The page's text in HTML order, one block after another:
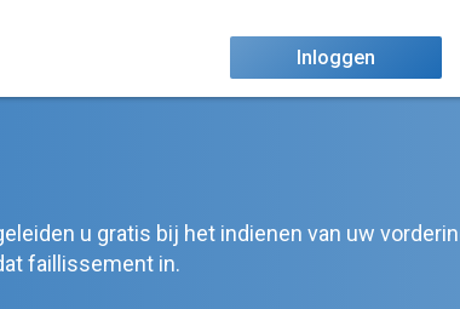
Inloggen
u gratis bij het indienen van uw
faillissement in.